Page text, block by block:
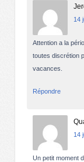
14
Attention a la
toutes discrétion
vacances.
Répondre
14
Un petit moment